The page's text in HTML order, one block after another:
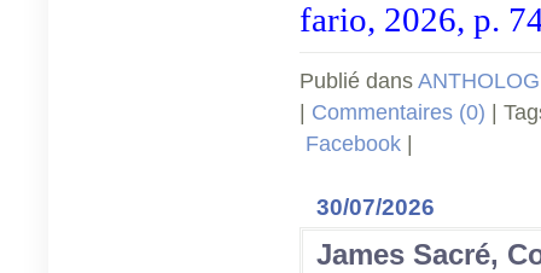
fario, 2026, p.
Publié dans
Commentaires (0) |
Facebook
30/07/2026
James Sacré,